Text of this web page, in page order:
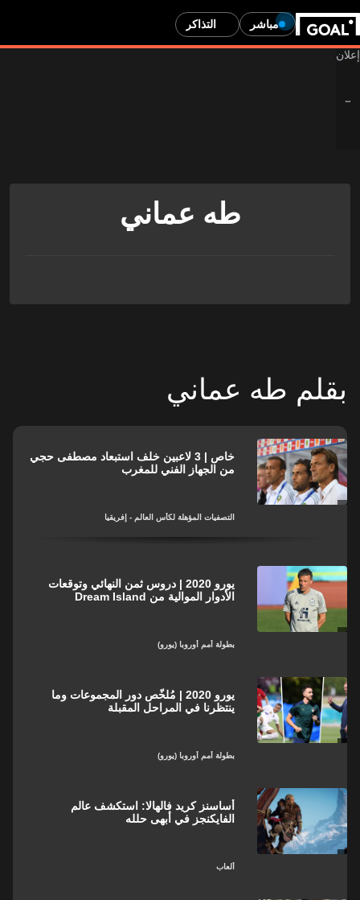
مباشر التذاكر
طه عماني
بقلم طه عماني
التصفيات المؤهلة لكأس العالم - إفريقيا
خاص | 3 لاعبين خلف استبعاد مصطفى حجي
من الجهاز الفني للمغرب
بطولة أمم أوروبا (يورو)
يورو 2020 | دروس ثمن النهائي وتوقعات
الأدوار الموالية من Dream Island
بطولة أمم أوروبا (يورو)
يورو 2020 | مُلخّص دور المجموعات وما
ينتظرنا في المراحل المقبلة
ألعاب
أساسنز كريد فالهالا: استكشف عالم
الفايكنجز في أبهى حلله